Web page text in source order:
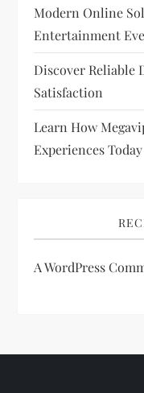
Modern Online
Entertainment
Discover Reliable
Satisfaction
Learn How
Experiences Today
A WordPress